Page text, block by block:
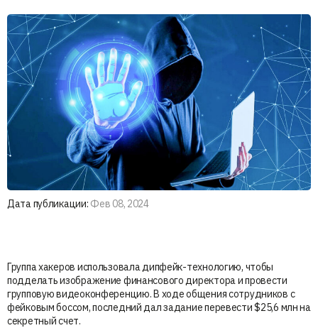
Дата публикации: Фев 08, 2024
Группа хакеров использовала дипфейк-технологию, чтобы
подделать изображение финансового директора и провести
групповую видеоконференцию. В ходе общения сотрудников с
фейковым боссом, последний дал задание перевести $25,6 млн на
секретный счет.